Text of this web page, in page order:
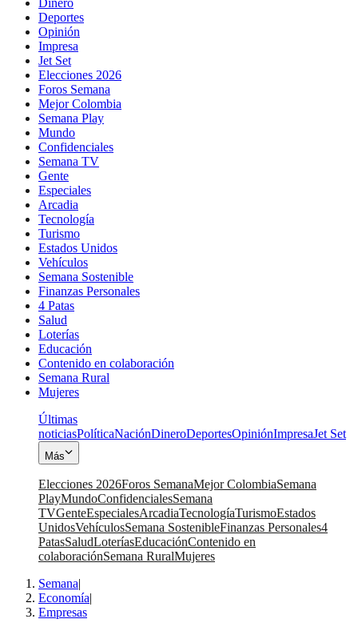
Deportes
Opinión
Impresa
Jet Set
Elecciones 2026
Foros Semana
Mejor Colombia
Semana Play
Mundo
Confidenciales
Semana TV
Gente
Especiales
Arcadia
Tecnología
Turismo
Estados Unidos
Vehículos
Semana Sostenible
Finanzas Personales
4 Patas
Salud
Loterías
Educación
Contenido en colaboración
Semana Rural
Mujeres
Últimas
noticiasPolíticaNaciónDineroDeportesOpiniónImpresaJet Set
Más
Elecciones 2026Foros SemanaMejor ColombiaSemana
PlayMundoConfidencialesSemana
TVGenteEspecialesArcadiaTecnologíaTurismoEstados
UnidosVehículosSemana SostenibleFinanzas Personales4
PatasSaludLoteríasEducaciónContenido en
colaboraciónSemana RuralMujeres
Semana|
Economía|
Empresas